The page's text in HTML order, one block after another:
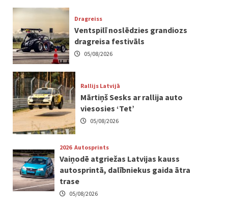
Dragreiss
Ventspilī noslēdzies grandiozs
dragreisa festivāls
05/08/2026
Rallijs Latvijā
Mārtiņš Sesks ar rallija auto
viesosies ‘Tet’
05/08/2026
2026 Autosprints
Vaiņodē atgriežas Latvijas kauss
autosprintā, dalībniekus gaida ātra
trase
05/08/2026